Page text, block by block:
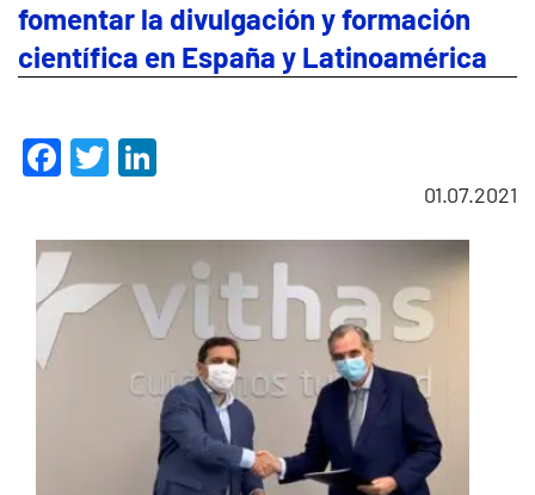
fomentar la divulgación y formación
científica en España y Latinoamérica
Facebook
Twitter
01.07.2021